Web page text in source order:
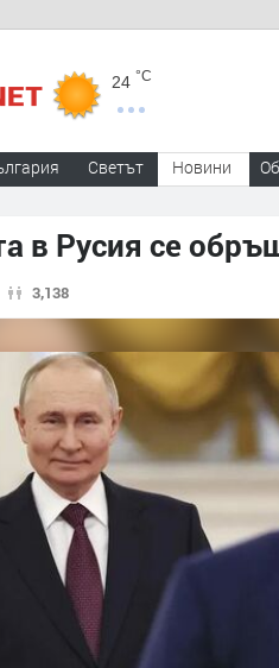
24 °C
Светът Новини
в Русия се
3,138